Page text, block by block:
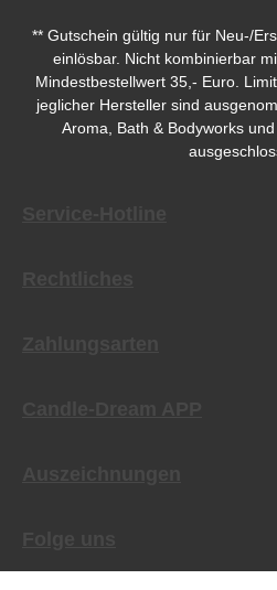
** Gutschein gültig nur für Neu-/
einlösbar. Nicht kombinierbar
Mindestbestellwert 35,- Euro.
jeglicher Hersteller sind
Aroma, Bath & Bodyworks